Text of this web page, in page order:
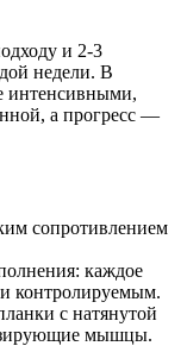
и 2-3
недели. В
интенсивными,
а прогресс —
сопротивлением
каждое
контролируемым.
с натянутой
мышцы.